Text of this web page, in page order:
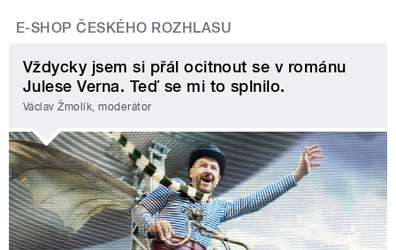
E-SHOP ČESKÉHO ROZHLASU
Vždycky jsem si přál ocitnout se v románu
Julese Verna. Teď se mi to splnilo.
Václav Žmolík, moderátor